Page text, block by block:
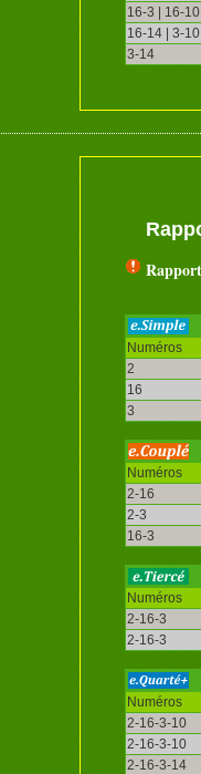
16-3 | 16-10
16-14 | 3-10
3-14
Numéros
2
16
3
Numéros
2-16
2-3
16-3
Numéros
2-16-3
2-16-3
Numéros
2-16-3-10
2-16-3-10
2-16-3-14